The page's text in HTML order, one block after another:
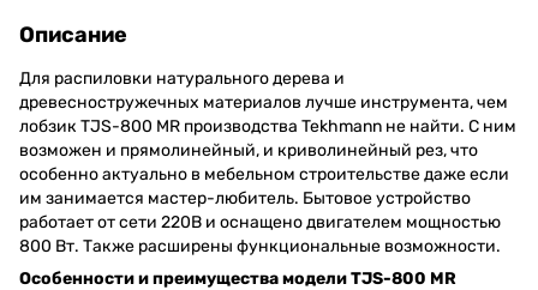
Описание
Для распиловки натурального дерева и
древесностружечных материалов лучше инструмента, чем
лобзик TJS-800 MR производства Tekhmann не найти. С ним
возможен и прямолинейный, и криволинейный рез, что
особенно актуально в мебельном строительстве даже если
им занимается мастер-любитель. Бытовое устройство
работает от сети 220В и оснащено двигателем мощностью
800 Вт. Также расширены функциональные возможности.
Особенности и преимущества модели TJS-800 MR